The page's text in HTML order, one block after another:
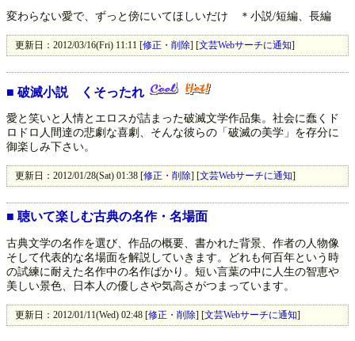
変わらない愛で、ずっと傍にいてほしいだけ ＊小説/短編、長編
更新日：2012/03/16(Fri) 11:11 [修正・削除] [文芸Webサーチに通知]
■ 破滅小説 くそったれ
愛と笑いと人情とエロスが詰まった破滅文学作品集。社会に蠢くド
ロドロ人間達の悲劇な喜劇、そんな彼らの「破滅の美学」を存分に
御楽しみ下さい。
更新日：2012/01/28(Sat) 01:38 [修正・削除] [文芸Webサーチに通知]
■ 聴いて楽しむ古典の名作・名場面
古典文学の名作を選び、作品の概要、書かれた背景、作者の人物像
そして代表的な名場面を解説していきます。どれも何百年という時
の試練に耐えた名作中の名作ばかり。短い言葉の中に人生の智恵や
美しい景色、日本人の優しさや気高さがつまっています。
更新日：2012/01/11(Wed) 02:48 [修正・削除] [文芸Webサーチに通知]